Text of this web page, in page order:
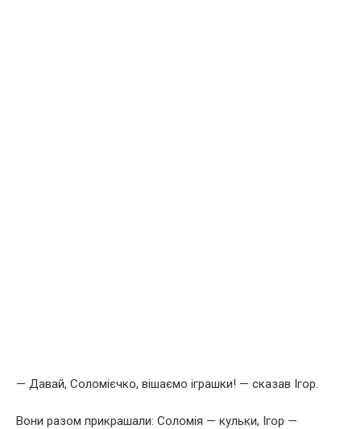
— Давай, Соломієчко, вішаємо іграшки! — сказав Ігор.
Вони разом прикрашали: Соломія — кульки, Ігор —